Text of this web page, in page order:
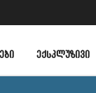
ᲔᲥᲡᲙᲚᲣᲖᲘᲕᲘ